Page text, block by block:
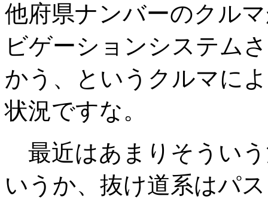
他府県ナンバーのクル
ビゲーションシステム
かう、というクルマに
状況ですな。
最近はあまりそうい
いうか、抜け道系はパ